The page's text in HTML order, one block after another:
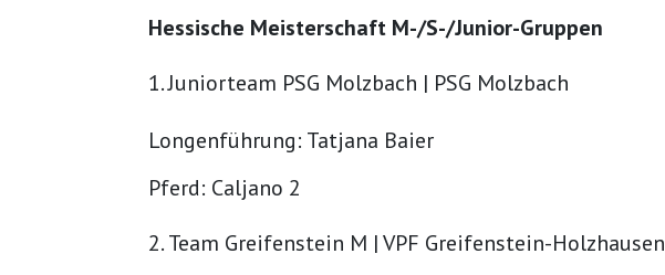
Hessische Meisterschaft M-/S-/Junior-Gruppen
Juniorteam PSG Molzbach | PSG Molzbach
Longenführung: Tatjana Baier
Pferd: Caljano 2
Team Greifenstein M | VPF Greifenstein-Holzhausen